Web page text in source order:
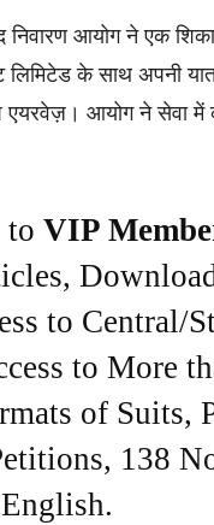
निवारण आयोग ने एक
के साथ अपनी
एयरवेज़। आयोग ने सेवा में
to VIP
to Central/
to More
of Suits,
138